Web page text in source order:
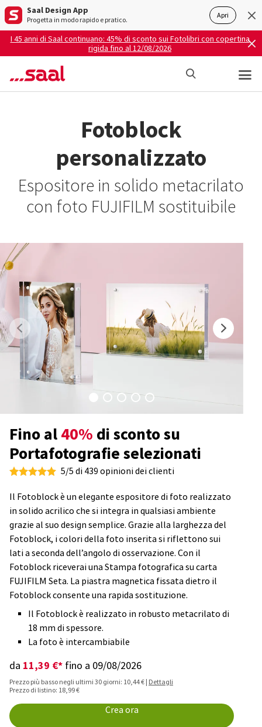
Saal Design App
Progetta in modo rapido e pratico. Apri
I 45 anni di Saal continuano: 45% di sconto sui Fotolibri con copertina
rigida fino al 12/08/2026
Fotoblock
personalizzato
Espositore in solido metacrilato
con foto FUJIFILM sostituibile
Fino al40% di sconto su
Portafotografie selezionati
5/5 di 439 opinioni dei clienti
Il Fotoblock è un elegante espositore di foto realizzato
in solido acrilico che si integra in qualsiasi ambiente
grazie al suo design semplice. Grazie alla larghezza del
Fotoblock, i colori della foto inserita si riflettono sui
lati a seconda dell’angolo di osservazione. Con il
Fotoblock riceverai una Stampa fotografica su carta
FUJIFILM Seta. La piastra magnetica fissata dietro il
Fotoblock consente una rapida sostituzione.
Il Fotoblock è realizzato in robusto metacrilato di
18 mm di spessore.
La foto è intercambiabile
da 11,39 €* fino a 09/08/2026
Prezzo più basso negli ultimi 30 giorni: 10,44 € | Dettagli
Prezzo di listino: 18,99 €
Crea ora